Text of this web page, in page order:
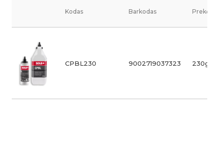
Kodas Barkodas Prekės
CPBL230 9002719037323 230g